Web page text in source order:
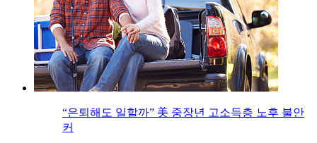
“은퇴해도 일할까” 美 중장년 고소득층 노후 불안
커